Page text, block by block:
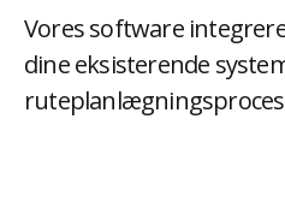
Vores software
dine eksisterende